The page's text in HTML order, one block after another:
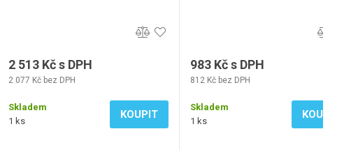
2 513 Kč s DPH
2 077 Kč bez DPH
Skladem
1 ks
KOUPIT
983 Kč s DPH
812 Kč bez DPH
Skladem
1 ks
KOUPIT